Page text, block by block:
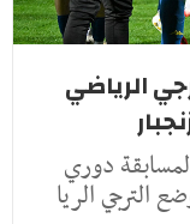
الرياضي
دوري
الترجي الريا